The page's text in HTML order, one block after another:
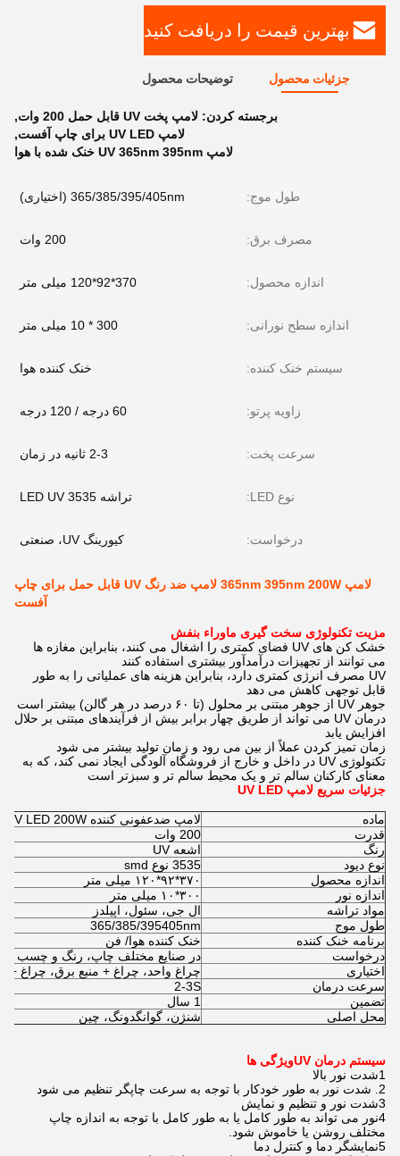
بهترین قیمت را دریافت کنید
جزئیات محصول توضیحات محصول
برجسته کردن: لامپ پخت UV قابل حمل 200 وات
,
لامپ UV LED برای چاپ آفست
,
لامپ UV 365nm 395nm خنک شده با هوا
طول موج: 365/385/395/405nm (اختیاری)
مصرف برق: 200 وات
اندازه محصول: 370*92*120 میلی متر
اندازه سطح نورانی: 300 * 10 میلی متر
سیستم خنک کننده: خنک کننده هوا
زاویه پرتو: 60 درجه / 120 درجه
سرعت پخت: 2-3 ثانیه در زمان
نوع LED: تراشه LED UV 3535
درخواست: کیورینگ UV، صنعتی
لامپ 365nm 395nm 200W لامپ ضد رنگ UV قابل حمل برای چاپ
آفست
مزیت تکنولوژی سخت گیری ماوراء بنفش
خشک کن های UV فضای کمتری را اشغال می کنند، بنابراین مغازه ها
می توانند از تجهیزات درآمدآور بیشتری استفاده کنند
UV مصرف انرژی کمتری دارد، بنابراین هزینه های عملیاتی را به طور
قابل توجهی کاهش می دهد
جوهر UV از جوهر مبتنی بر محلول (تا ۶۰ درصد در هر گالن) بیشتر است
درمان UV می تواند از طریق چهار برابر بیش از فرآیندهای مبتنی بر حلال
افزایش یابد
زمان تمیز کردن عملاً از بین می رود و زمان تولید بیشتر می شود
تکنولوژی UV در داخل و خارج از فروشگاه آلودگی ایجاد نمی کند، که به
معنای کارکنان سالم تر و یک محیط سالم تر و سبزتر است
جزئیات سریع لامپ UV LED
ماده
لامپ ضدعفونی کننده UV LED 200W
قدرت
200 وات
رنگ
اشعه UV
نوع دیود
3535 نوع smd
اندازه محصول
۳۷۰*۹۲*۱۲۰ میلی متر
اندازه نور
۳۰۰*۱۰ میلی متر
مواد تراشه
ال جی، سئول، اپیلدز
طول موج
365/385/395405nm
برنامه خنک کننده
خنک کننده هوا/ فن
درخواست
در صنایع مختلف چاپ، رنگ و چسب
اختیاری
چراغ واحد، چراغ + منبع برق، چراغ
سرعت درمان
2-3S
تضمین
1 سال
محل اصلی
شنژن، گوانگدونگ، چین
سیستم درمان UV
ویژگی ها
1شدت نور بالا
2. شدت نور به طور خودکار با توجه به سرعت چاپگر تنظیم می شود
3شدت نور و تنظیم و نمایش
4نور می تواند به طور کامل یا به طور کامل با توجه به اندازه چاپ
مختلف روشن یا خاموش شود.
5نمایشگر دما و کنترل دما